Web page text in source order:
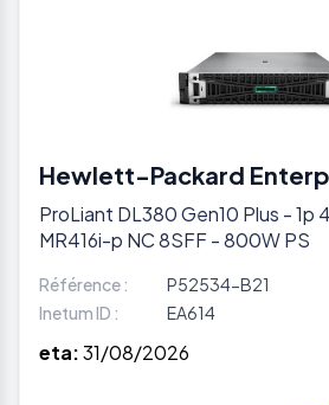
Hewlett-Packard
ProLiant DL380 Gen10 Plus - 1p
MR416i-p NC 8SFF - 800W PS
Référence :
P52534-B21
Inetum ID :
EA614
eta:31/08/2026